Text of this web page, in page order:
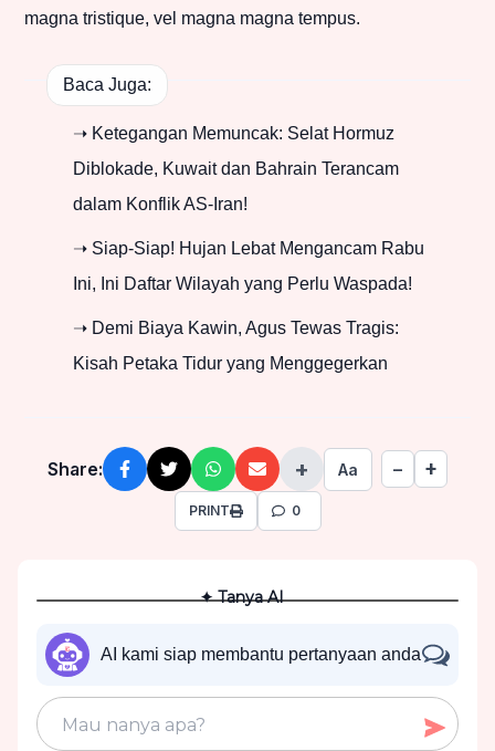
magna tristique, vel magna magna tempus.
Baca Juga:
➝ Ketegangan Memuncak: Selat Hormuz
Diblokade, Kuwait dan Bahrain Terancam
dalam Konflik AS-Iran!
➝ Siap-Siap! Hujan Lebat Mengancam Rabu
Ini, Ini Daftar Wilayah yang Perlu Waspada!
➝ Demi Biaya Kawin, Agus Tewas Tragis:
Kisah Petaka Tidur yang Menggegerkan
Share: + Aa − +
PRINT 0
✦ Tanya AI
AI kami siap membantu pertanyaan anda